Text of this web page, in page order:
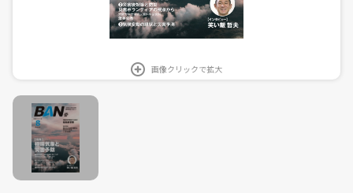
画像クリックで拡大